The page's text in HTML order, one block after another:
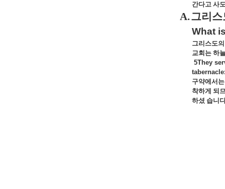
간다고 사
A.그리
What
그리스도
교회는 하
5They
구약에서
착하게 되
하셨 습니